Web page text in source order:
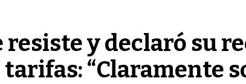
resiste y declaró su
“Claramente